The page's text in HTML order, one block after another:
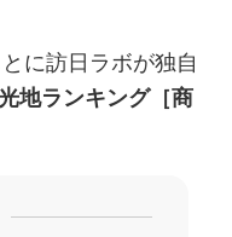
に訪日ラボが独自
地ランキング［商